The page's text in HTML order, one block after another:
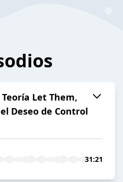
Teoría Let Them,
Deseo de Control
31:21